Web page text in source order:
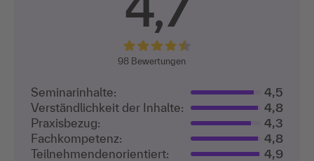
98Bewertungen
Seminarinhalte:
4,5
Verständlichkeit der Inhalte:
4,8
Praxisbezug:
4,3
Fachkompetenz:
4,8
Teilnehmenden­orientiert:
4,9